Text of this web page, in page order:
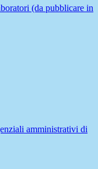
(da pubblicare in
amministrativi di